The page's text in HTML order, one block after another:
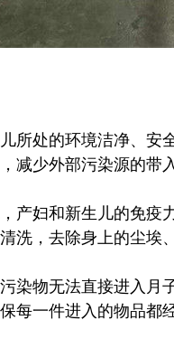
所处的环境洁净、安
减少外部污染源的带
产妇和新生儿的免
洗，去除身上的尘
染物无法直接进入
每一件进入的物品都